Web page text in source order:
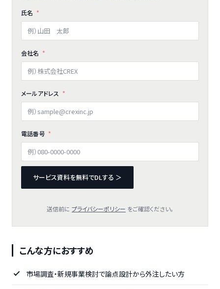
氏名
会社名
メールアドレス
電話番号
サービス資料を無料でDLする ＞
送信前に プライバシーポリシー をご確認ください。
こんな方におすすめ
市場調査・新規事業検討で論点設計から外注したい方